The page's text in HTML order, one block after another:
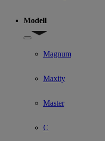
Modell
Show submenu for Modell
Magnum
Maxity
Master
C